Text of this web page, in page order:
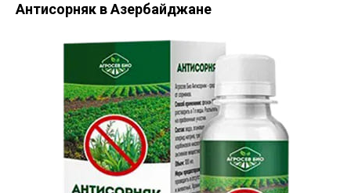
Антисорняк в Азербайджане